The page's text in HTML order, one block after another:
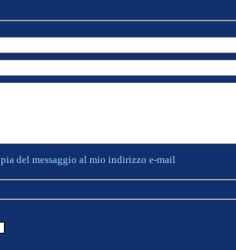
del messaggio al mio indirizzo e-mail